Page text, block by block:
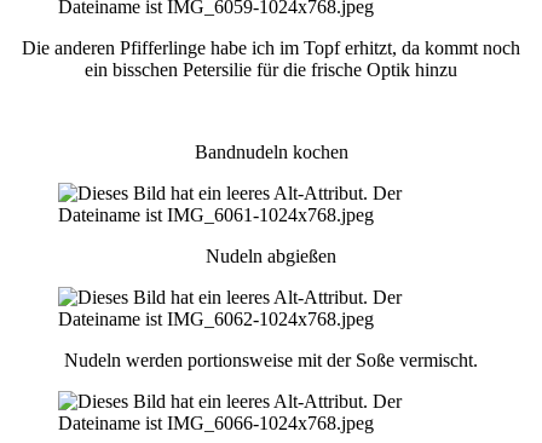
Die anderen Pfifferlinge habe ich im Topf erhitzt, da kommt noch
ein bisschen Petersilie für die frische Optik hinzu
Bandnudeln kochen
Nudeln abgießen
Nudeln werden portionsweise mit der Soße vermischt.